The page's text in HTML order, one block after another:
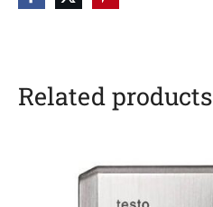
Related products